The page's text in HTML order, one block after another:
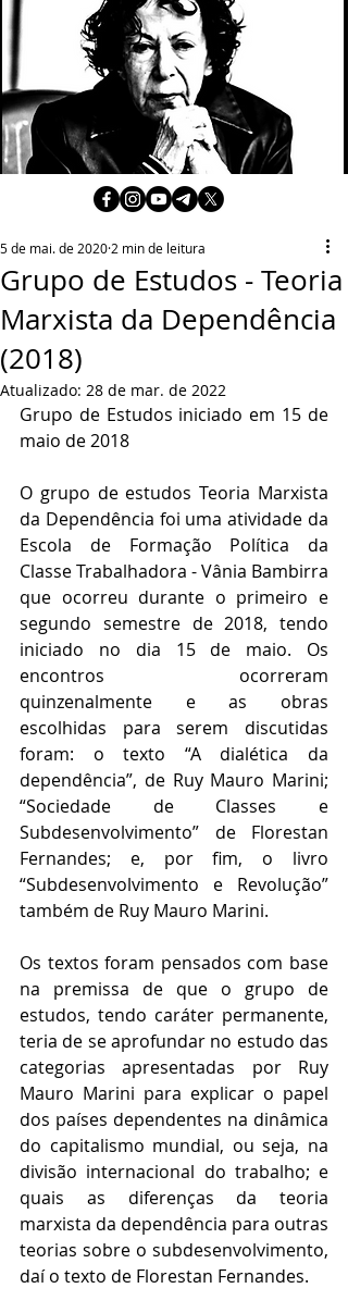
Grupo de Estudos - Teoria
Marxista da Dependência
(2018)
5 de mai. de 2020 2 min de leitura
Atualizado: 28 de mar. de 2022
Grupo de Estudos iniciado em 15 de
maio de 2018
O grupo de estudos Teoria Marxista
da Dependência foi uma atividade da
Escola de Formação Política da
Classe Trabalhadora - Vânia Bambirra
que ocorreu durante o primeiro e
segundo semestre de 2018, tendo
iniciado no dia 15 de maio. Os
encontros ocorreram
quinzenalmente e as obras
escolhidas para serem discutidas
foram: o texto “A dialética da
dependência”, de Ruy Mauro Marini;
“Sociedade de Classes e
Subdesenvolvimento” de Florestan
Fernandes; e, por fim, o livro
“Subdesenvolvimento e Revolução”
também de Ruy Mauro Marini.
Os textos foram pensados com base
na premissa de que o grupo de
estudos, tendo caráter permanente,
teria de se aprofundar no estudo das
categorias apresentadas por Ruy
Mauro Marini para explicar o papel
dos países dependentes na dinâmica
do capitalismo mundial, ou seja, na
divisão internacional do trabalho; e
quais as diferenças da teoria
marxista da dependência para outras
teorias sobre o subdesenvolvimento,
daí o texto de Florestan Fernandes.